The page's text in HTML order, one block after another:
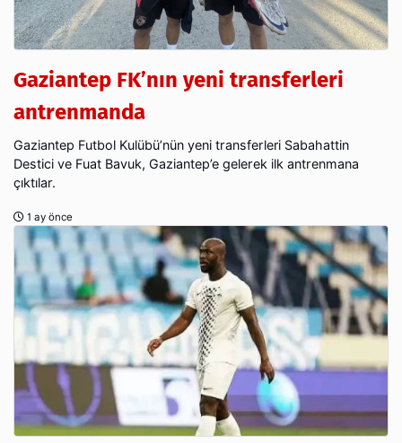
Gaziantep FK’nın yeni transferleri
antrenmanda
Gaziantep Futbol Kulübü’nün yeni transferleri Sabahattin
Destici ve Fuat Bavuk, Gaziantep’e gelerek ilk antrenmana
çıktılar.
1 ay önce